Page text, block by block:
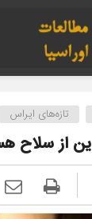
تازه‌های ایراس
از سلاح